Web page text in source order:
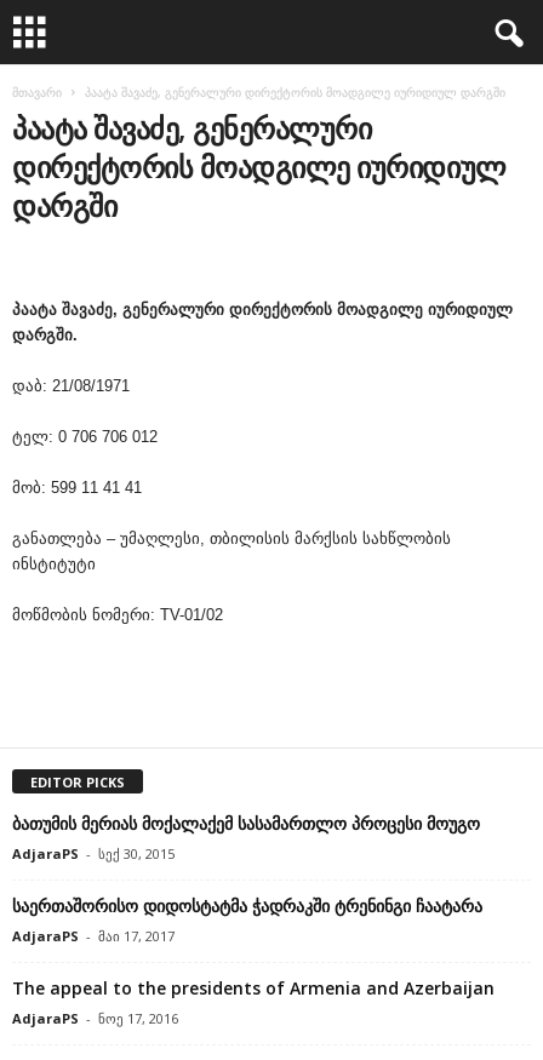
მთავარი პაატა შავაძე, გენერალური დირექტორის მოადგილე იურიდიულ დარგში
პაატა შავაძე, გენერალური
დირექტორის მოადგილე იურიდიულ
დარგში
პაატა შავაძე, გენერალური დირექტორის მოადგილე იურიდიულ
დარგში.
დაბ: 21/08/1971
ტელ: 0 706 706 012
მობ: 599 11 41 41
განათლება – უმაღლესი, თბილისის მარქსის სახწლობის
ინსტიტუტი
მოწმობის ნომერი: TV-01/02
EDITOR PICKS
ბათუმის მერიას მოქალაქემ სასამართლო პროცესი მოუგო
AdjaraPS - სექ 30, 2015
საერთაშორისო დიდოსტატმა ჭადრაკში ტრენინგი ჩაატარა
AdjaraPS - მაი 17, 2017
The appeal to the presidents of Armenia and Azerbaijan
AdjaraPS - ნოე 17, 2016